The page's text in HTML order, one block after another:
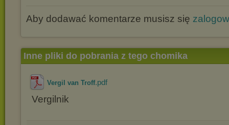
Aby dodawać komentarze musisz się
Inne pliki do pobrania z tego chomika
Vergil van Troff.pdf
Vergilnik